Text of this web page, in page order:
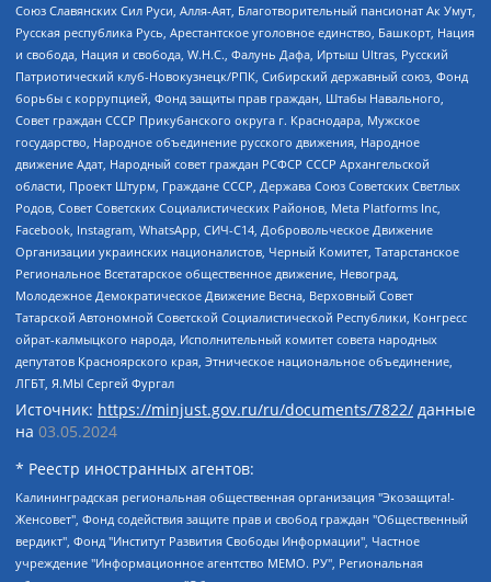
Союз Славянских Сил Руси, Алля-Аят, Благотворительный пансионат Ак Умут,
Русская республика Русь, Арестантское уголовное единство, Башкорт, Нация
и свобода, Нация и свобода, W.H.С., Фалунь Дафа, Иртыш Ultras, Русский
Патриотический клуб-Новокузнецк/РПК, Сибирский державный союз, Фонд
борьбы с коррупцией, Фонд защиты прав граждан, Штабы Навального,
Совет граждан СССР Прикубанского округа г. Краснодара, Мужское
государство, Народное объединение русского движения, Народное
движение Адат, Народный совет граждан РСФСР СССР Архангельской
области, Проект Штурм, Граждане СССР, Держава Союз Советских Светлых
Родов, Совет Советских Социалистических Районов, Meta Platforms Inc,
Facebook, Instagram, WhatsApp, СИЧ-С14, Добровольческое Движение
Организации украинских националистов, Черный Комитет, Татарстанское
Региональное Всетатарское общественное движение, Невоград,
Молодежное Демократическое Движение Весна, Верховный Совет
Татарской Автономной Советской Социалистической Республики, Конгресс
ойрат-калмыцкого народа, Исполнительный комитет совета народных
депутатов Красноярского края, Этническое национальное объединение,
ЛГБТ, Я.МЫ Сергей Фургал
Источник: https://minjust.gov.ru/ru/documents/7822/ данные
на 03.05.2024
* Реестр иностранных агентов:
Калининградская региональная общественная организация "Экозащита!-Женсовет", Фонд содействия защите прав и свобод граждан "Общественный вердикт", Фонд "Институт Развития Свободы Информации", Частное учреждение "Информационное агентство МЕМО. РУ", Региональная общественная организация "Общественная комиссия по сохранению наследия академика Сахарова", Фонд поддержки свободы прессы, Санкт-Петербургская общественная правозащитная организация "Гражданский контроль", Межрегиональная общественная организация "Информационно-просветительский центр "Мемориал", Региональный Фонд "Центр Защиты Прав Средств Массовой Информации", с 05.12.2023 Фонд "Центр Защиты Прав Средств массовой информации", Региональная общественная благотворительная организация помощи беженцам и мигрантам "Гражданское содействие", Негосударственное образовательное учреждение дополнительного профессионального образования (повышение квалификации) специалистов "АКАДЕМИЯ ПО ПРАВАМ ЧЕЛОВЕКА", Свердловская региональная общественная организация "Сутяжник", Автономная некоммерческая организация "Центр независимых социологических исследований", Союз общественных объединений "Российский исследовательский центр по правам человека", Региональное общественное учреждение научно-информационный центр "МЕМОРИАЛ", Некоммерческая организация "Фонд защиты гласности", Автономная некоммерческая организация "Институт прав человека", Городская общественная организация "Екатеринбургское общество "МЕМОРИАЛ", Городская общественная организация "Рязанское историко-просветительское и правозащитное общество "Мемориал" (Рязанский Мемориал), Челябинский региональный орган общественной самодеятельности – женское общественное объединение "Женщины Евразии", Челябинский региональный орган общественной самодеятельности "Уральская правозащитная группа", Фонд содействия защите здоровья и социальной справедливости имени Андрея Рылькова, Автономная Некоммерческая Организация "Аналитический Центр Юрия Левады", Автономная некоммерческая организация социальной поддержки населения "Проект Апрель", Региональная общественная организация помощи женщинам и детям, находящимся в кризисной ситуации "Информационно-методический центр "Анна", Фонд содействия развитию массовых коммуникаций и правовому просвещению "Так-так-Так", Фонд содействия устойчивому развитию "Серебряная тайга", Свердловский региональный общественный фонд социальных проектов "Новое время", "Idel.Реалии", Кавказ.Реалии, Крым.Реалии, Телеканал Настоящее Время, Татаро-башкирская служба Радио Свобода (Azatliq Radiosi), Радио Свободная Европа/Радио Свобода (PCE/PC), "Сибирь.Реалии", "Фактограф", Благотворительный фонд помощи осужденным и их семьям, Автономная некоммерческая организация "Институт глобализации и социальных движений", Фонд "В защиту прав заключенных", Частное учреждение "Центр поддержки и содействия развитию средств массовой информации", Пензенский региональный общественный благотворительный фонд "Гражданский союз", "Север.Реалии", Некоммерческая организация Фонд "Правовая инициатива", Общество с ограниченной ответственностью "Радио Свободная Европа/Радио Свобода", Чешское информационное агентство "MEDIUM-ORIENT", Красноярская региональная общественная организация "Мы против СПИДа", Камалягин Денис Николаевич, Маркелов Сергей Евгеньевич, Пономарев Лев Александрович, Савицкая Людмила Алексеевна, Автономная некоммерческая организация "Центр по работе с проблемой насилия "НАСИЛИЮ.НЕТ", Межрегиональный профессиональный союз работников здравоохранения "Альянс врачей", Юридическое лицо, зарегистрированное в Латвийской Республике, SIA "Medusa Project" (регистрационный номер 40103797863, дата регистрации 10.06.2014), Некоммерческая организация "Фонд по борьбе с коррупцией", Автономная некоммерческая организация "Институт права и публичной политики", Баданин Роман Сергеевич, Гликин Максим Александрович, Железнова Мария Михайловна, Лукьянова Юлия Сергеевна, Маетная Елизавета Витальевна, Маняхин Петр Борисович, Чуракова Ольга Владимировна, Ярош Юлия Петровна, Юридическое лицо "The Insider SIA", зарегистрированное в Риге, Латвийская Республика (дата регистрации 26.06.2015), являющееся администратором доменного имени интернет-издания "The Insider SIA", https://theins.ru, Постернак Алексей Евгеньевич, Рубин Михаил Аркадьевич, Анин Роман Александрович, Юридическое лицо Istories fonds, зарегистрированное в Латвийской Республике (регистрационный номер 50008295751, дата регистрации 24.02.2020), Великовский Дмитрий Александрович, Долинина Ирина Николаевна, Мароховская Алеся Алексеевна, Шлейнов Роман Юрьевич, Шмагун Олеся Валентиновна, Общество с ограниченной ответственностью "Альтаир 2021", Общество с ограниченной ответственностью "Вега 2021", Общество с ограниченной ответственностью "Главный редактор 2021", Общество с ограниченной ответственностью "Ромашки монолит", Важенков Артем Валерьевич, Ивановская областная общественная организация "Центр гендерных исследований", Гурман Юрий Альбертович, Медиапроект "ОВД-Инфо", Егоров Владимир Владимирович, Жилинский Владимир Александрович, Общество с ограниченной ответственностью "ЗП", Иванова София Юрьевна, Карезина Инна Павловна, Кильтау Екатерина Викторовна, Петров Алексей Викторович, Пискунов Сергей Евгеньевич, Смирнов Сергей Сергеевич, Тихонов Михаил Сергеевич, Общество с ограниченной ответственностью "ЖУРНАЛИСТ-ИНОСТРАННЫЙ АГЕНТ", Арапова Галина Юрьевна, Вольтская Татьяна Анатольевна, Американская компания "Mason G.E.S. Anonymous Foundation" (США), являющаяся владельцем интернет-издания https://mnews.world/, Компания "Stichting Bellingcat", зарегистрированная в Нидерландах (дата регистрации 11.07.2018), Захаров Андрей Вячеславович, Клепиковская Екатерина Дмитриевна, Общество с ограниченной ответственностью "МЕМО", Перл Роман Александрович, Симонов Евгений Алексеевич, Соловьева Елена Анатольевна, Сотников Даниил Владимирович, Сурначева Елизавета Дмитриевна, Автономная некоммерческая организация по защите прав человека и информированию населения "Якутия – Наше Мнение", Общество с ограниченной ответственностью "Москоу диджитал медиа", с 26.01.2023 Общество с ограниченной ответственностью "Чайка Белые сады", Ветошкина Валерия Валерьевна, Заговора Максим Александрович, Межрегиональное общественное движение "Российская ЛГБТ - сеть", Оленичев Максим Владимирович, Павлов Иван Юрьевич, Скворцова Елена Сергеевна, Общество с ограниченной ответственностью "Как бы инагент", Кочетков Игорь Викторович, Общество с ограниченной ответственностью "Честные выборы", Еланчик Олег Александрович, Общество с ограниченной ответственностью "Нобелевский призыв", Гималова Регина Эмилевна, Григорьев Андрей Валерьевич, Григорьева Алина Александровна, Ассоциация по содействию защите прав призывников, альтернативнослужащих и военнослужащих "Правозащитная группа "Гражданин.Армия.Право", Хисамова Регина Фаритовна, Автономная некоммерческая организация по реализации социально-правовых программ "Лилит", Дальневосточное общественное движение "Маяк", Санкт-Петербургская ЛГБТ-инициативная группа "Выход", Инициативная группа ЛГБТ+ "Реверс", Алексеев Андрей Викторович, Бекбулатова Таисия Львовна, Беляев Иван Михайлович, Владыкина Елена Сергеевна, Гельман Марат Александрович, Никульшина Вероника Юрьевна, Толоконникова Надежда Андреевна, Шендерович Виктор Анатольевич, Общество с ограниченной ответственностью "Данное сообщение", Общество с ограниченной ответственностью Издательский дом "Новая глава", Айнбиндер Александра Александровна, Московский комьюнити-центр для ЛГБТ+инициатив, Благотворительный фонд развития филантропии, Deutsche Welle (Германия, Kurt-Schumacher-Strasse 3, 53113 Bonn), Борзунова Мария Михайловна, Воробьев Виктор Викторович, Голубева Анна Львовна, Константинова Алла Михайловна, Малкова Ирина Владимировна, Мурадов Мурад Абдулгалимович, Осетинская Елизавета Николаевна, Понасенков Евгений Николаевич, Ганапольский Матвей Юрьевич, Киселев Евгений Алексеевич, Борухович Ирина Григорьевна, Дремин Иван Тимофеевич, Дубровский Дмитрий Викторович, Красноярская региональная общественная организация поддержки и развития альтернативных образовательных технологий и межкультурных коммуникаций "ИНТЕРРА", Маяковская Екатерина Алексеевна, Фейгин Марк Захарович, Филимонов Андрей Викторович, Дзугкоева Регина Николаевна, Доброхотов Роман Александрович, Дудь Юрий Александрович, Елкин Сергей Владимирович, Кругликов Кирилл Игоревич, Сабунаева Мария Леонидовна, Семенов Алексей Владимирович, Шаинян Карен Багратович, Шульман Екатерина Михайловна, Асафьев Артур Валерьевич, Вахштайн Виктор Семенович, Венедиктов Алексей Алексеевич, Лушникова Екатерина Евгеньевна, Волков Леонид Михайлович, Невзоров Александр Глебович, Пархоменко Сергей Борисович, Сироткин Ярослав Николаевич, Кара-Мурза Владимир Владимирович, Баранова Наталья Владимировна, Гозман Леонид Яковлевич, Кагарлицкий Борис Юльевич, Климарев Михаил Валерьевич, Милов Владимир Станиславович, Автономная некоммерческая организация Краснодарский центр современного искусства "Типография", Моргенштерн Алишер Тагирович, Соболь Любовь Эдуардовна, Общество с ограниченной ответственностью "ЛИЗА НОРМ", Каспаров Гарри Кимович, Ходорковский Михаил Борисович, Общество с ограниченной ответственностью "Апрельские тезисы", Данилович Ирина Брониславовна, Кашин Олег Владимирович, Петров Николай Владимирович, Пивоваров Алексей Владимирович, Соколов Михаил Владимирович, Цветкова Юлия Владимировна, Чичваркин Евгений Александрович, Комитет против пыток/Команда против пыток, Общество с ограниченной ответственностью "Первый научный", Общество с ограниченной ответственностью "Вертолет и ко", Белоцерковская Вероника Борисовна, Кац Максим Евгеньевич, Лазарева Татьяна Юрьевна, Шаведдинов Руслан Табризович, Яшин Илья Валерьевич, Общество с ограниченной ответственностью "Иноагент ААВ", Алешковский Дмитрий Петрович, Альбац Евгения Марковна, Быков Дмитрий Львович, Галямина Юлия Евгеньевна, Лойко Сергей Леонидович, Мартынов Кирилл Константинович, Медведев Сергей Александрович, Крашенинников Федор Геннадиевич, Гордеева Катерина Вл